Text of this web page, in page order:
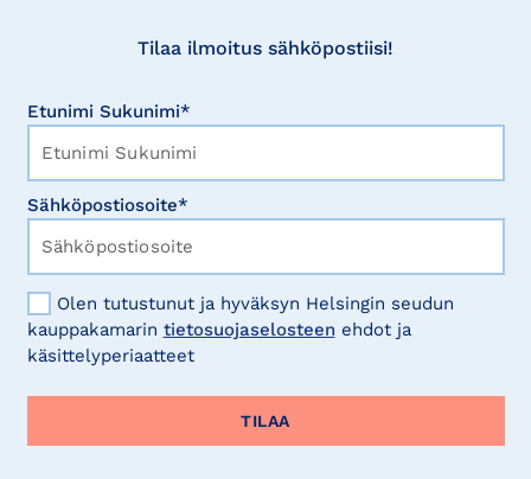
Tilaa ilmoitus sähköpostiisi!
Etunimi Sukunimi*
Sähköpostiosoite*
Olen tutustunut ja hyväksyn Helsingin seudun
kauppakamarin tietosuojaselosteen ehdot ja
käsittelyperiaatteet